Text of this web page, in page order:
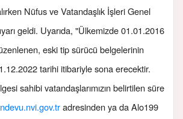
Nüfus ve Vatandaşlık İşleri Genel
geldi. Uyarıda, "Ülkemizde 01.01.2016
eski tip sürücü belgelerinin
tarihi itibariyle sona erecektir.
sahibi vatandaşlarımızın belirtilen süre
adresinden ya da Alo199